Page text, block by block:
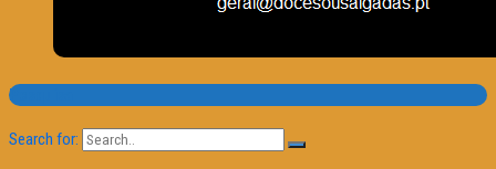
Pesquisa
Search for: